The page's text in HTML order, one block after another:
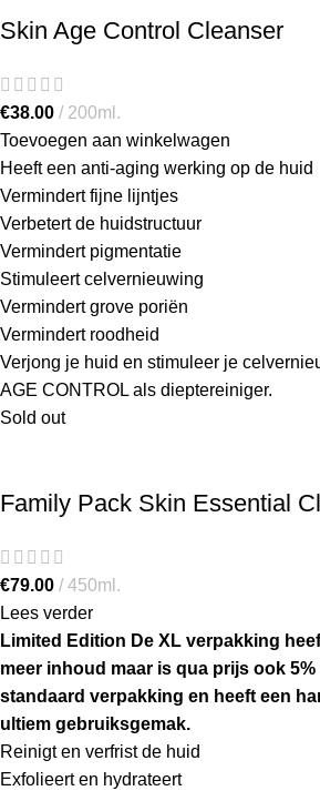
Skin Age Control Cleanser
€38.00
200ml.
Toevoegen aan winkelwagen
Heeft een anti-aging werking op de huid
Vermindert fijne lijntjes
Verbetert de huidstructuur
Vermindert pigmentatie
Stimuleert celvernieuwing
Vermindert grove poriën
Vermindert roodheid
Verjong je huid en stimuleer je
AGE CONTROL als dieptereiniger.
Sold out
Family Pack Skin Essential
€79.00
450ml.
Lees verder
Limited Edition De XL verpakking
meer inhoud maar is qua prijs ook
standaard verpakking en heeft een
ultiem gebruiksgemak.
Reinigt en verfrist de huid
Exfolieert en hydrateert